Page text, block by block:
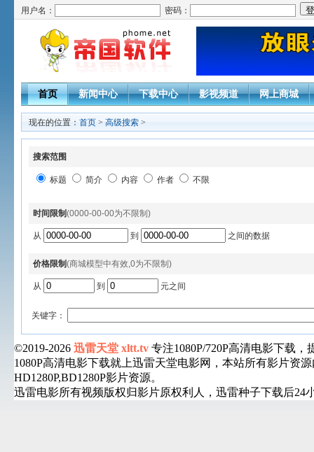
用户名： 密码：
首页 新闻中心 下载中心 影视频道 网上商城
现在的位置： 首页 > 高级搜索 >
搜索范围
标题 简介 内容 作者 不限
时间限制(0000-00-00为不限制)
从 到 之间的数据
价格限制(商城模型中有效,0为不限制)
从 到 元之间
关键字：
©2019-2026 迅雷天堂 xltt.tv 专注1080P/720P高清电影下载
1080P高清电影下载就上迅雷天堂电影网，本站所有影片资
HD1280P,BD1280P影片资源。
迅雷电影所有视频版权归影片原权利人，迅雷种子下载后